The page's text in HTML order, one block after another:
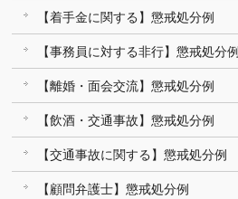
【着手金に関する】懲戒処分例
【事務員に対する非行】懲戒処分例
【離婚・面会交流】懲戒処分例
【飲酒・交通事故】懲戒処分例
【交通事故に関する】懲戒処分例
【顧問弁護士】懲戒処分例